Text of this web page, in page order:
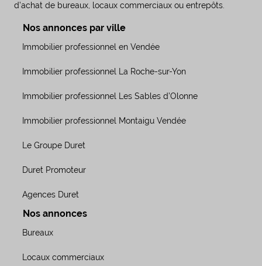
d’achat de bureaux, locaux commerciaux ou entrepôts.
Nos annonces par ville
Immobilier professionnel en Vendée
Immobilier professionnel La Roche-sur-Yon
Immobilier professionnel Les Sables d’Olonne
Immobilier professionnel Montaigu Vendée
Le Groupe Duret
Duret Promoteur
Agences Duret
Nos annonces
Bureaux
Locaux commerciaux